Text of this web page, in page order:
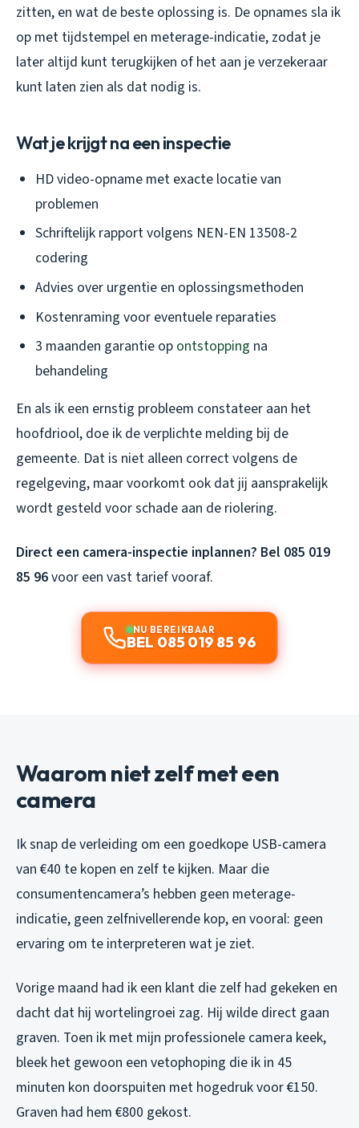
zitten, en wat de beste oplossing is. De opnames sla ik
op met tijdstempel en meterage-indicatie, zodat je
later altijd kunt terugkijken of het aan je verzekeraar
kunt laten zien als dat nodig is.
Wat je krijgt na een inspectie
HD video-opname met exacte locatie van
problemen
Schriftelijk rapport volgens NEN-EN 13508-2
codering
Advies over urgentie en oplossingsmethoden
Kostenraming voor eventuele reparaties
3 maanden garantie op ontstopping na
behandeling
En als ik een ernstig probleem constateer aan het
hoofdriool, doe ik de verplichte melding bij de
gemeente. Dat is niet alleen correct volgens de
regelgeving, maar voorkomt ook dat jij aansprakelijk
wordt gesteld voor schade aan de riolering.
Direct een camera-inspectie inplannen? Bel 085 019
85 96voor een vast tarief vooraf.
NU BEREIKBAAR
BEL 085 019 85 96
Waarom niet zelf met een
camera
Ik snap de verleiding om een goedkope USB-camera
van €40 te kopen en zelf te kijken. Maar die
consumentencamera’s hebben geen meterage-
indicatie, geen zelfnivellerende kop, en vooral: geen
ervaring om te interpreteren wat je ziet.
Vorige maand had ik een klant die zelf had gekeken en
dacht dat hij wortelingroei zag. Hij wilde direct gaan
graven. Toen ik met mijn professionele camera keek,
bleek het gewoon een vetophoping die ik in 45
minuten kon doorspuiten met hogedruk voor €150.
Graven had hem €800 gekost.